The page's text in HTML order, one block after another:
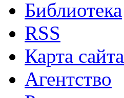
Библиотека
RSS
Карта сайта
Агентство